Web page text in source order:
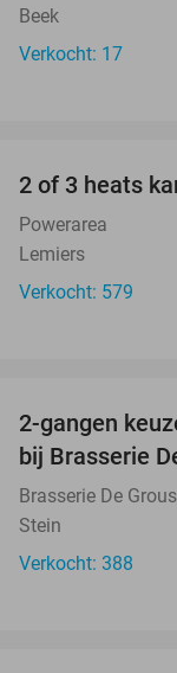
Beek
Verkocht: 17
2 of 3 heats
Powerarea
Lemiers
Verkocht: 579
2-gangen
bij Brasserie
Brasserie De Grous
Stein
Verkocht: 388